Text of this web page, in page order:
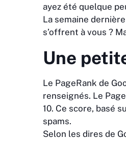
ayez été quelque
La semaine
s’offrent à vous ?
Une
Le PageRank de
renseignés. Le
10. Ce score, basé
spams.
Selon les dires de